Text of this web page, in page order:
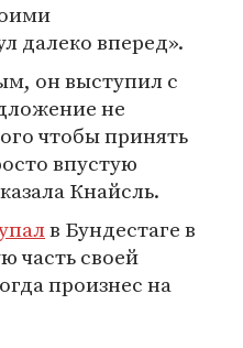
далеко вперед».
он выступил с
не
чтобы принять
впустую
Кнайсль.
в Бундестаге в
часть своей
произнес на